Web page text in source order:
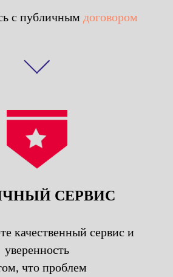
с публичным договором
СЕРВИС
качественный сервис и
уверенность
что проблем